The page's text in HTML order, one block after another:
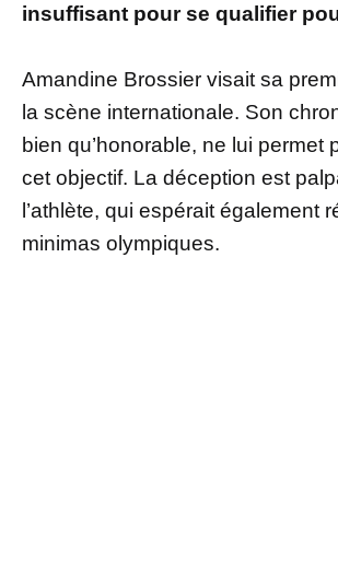
insuffisant pour se qualifier
Amandine Brossier visait sa
la scène internationale. Son
bien qu’honorable, ne lui permet
cet objectif. La déception est
l’athlète, qui espérait également
minimas olympiques.